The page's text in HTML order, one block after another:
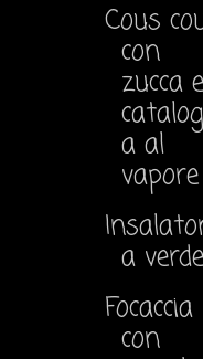
Cous
con
zucca e
a al
vapore
a verde
Focaccia
con